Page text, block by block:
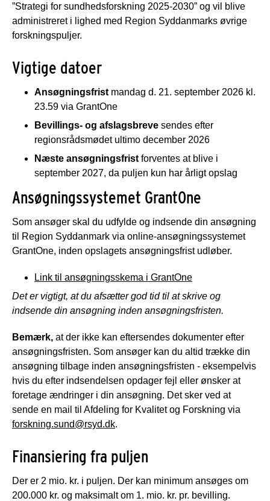
”Strategi for sundhedsforskning 2025-2030” og vil blive
administreret i lighed med Region Syddanmarks øvrige
forskningspuljer.
Vigtige datoer
Ansøgningsfrist mandag d. 21. september 2026 kl.
23.59 via GrantOne
Bevillings- og afslagsbreve sendes efter
regionsrådsmødet ultimo december 2026
Næste ansøgningsfrist forventes at blive i
september 2027, da puljen kun har årligt opslag
Ansøgningssystemet GrantOne
Som ansøger skal du udfylde og indsende din ansøgning
til Region Syddanmark via online-ansøgningssystemet
GrantOne, inden opslagets ansøgningsfrist udløber.
Link til ansøgningsskema i GrantOne
Det er vigtigt, at du afsætter god tid til at skrive og
indsende din ansøgning inden ansøgningsfristen.
Bemærk, at der ikke kan eftersendes dokumenter efter
ansøgningsfristen. Som ansøger kan du altid trække din
ansøgning tilbage inden ansøgningsfristen - eksempelvis
hvis du efter indsendelsen opdager fejl eller ønsker at
foretage ændringer i din ansøgning. Det sker ved at
sende en mail til Afdeling for Kvalitet og Forskning via
forskning.sund@rsyd.dk.
Finansiering fra puljen
Der er 2 mio. kr. i puljen. Der kan minimum ansøges om
200.000 kr. og maksimalt om 1. mio. kr. pr. bevilling.